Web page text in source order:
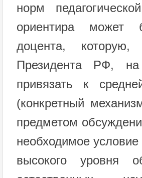
норм
ориентира может
доцента,
Президента РФ,
привязать к
(конкретный
предметом
необходимое
высокого уровня